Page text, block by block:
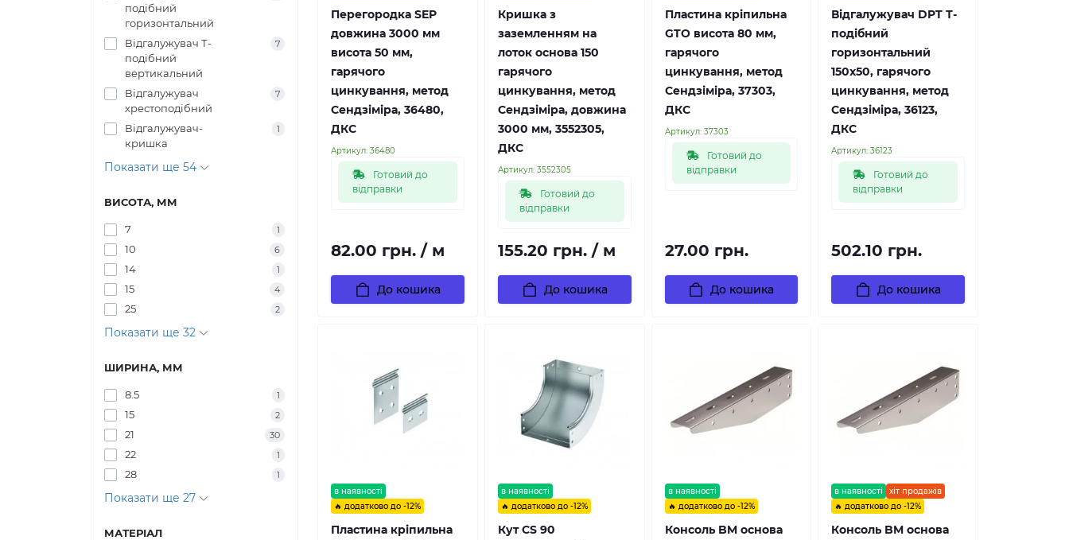
подібний
горизонтальний
Відгалужувач Т-
подібний
вертикальний
7
Відгалужувач
хрестоподібний
7
Відгалужувач-
кришка
1
Показати ще 54
ВИСОТА, ММ
7 1
10 6
14 1
15 4
25 2
Показати ще 32
ШИРИНА, ММ
8.5 1
15 2
21 30
22 1
28 1
Показати ще 27
МАТЕРІАЛ
Перегородка SEP
довжина 3000 мм
висота 50 мм,
гарячого
цинкування, метод
Сендзіміра, 36480,
ДКС
Артикул: 36480
Готовий до
відправки
82.00 грн. / м
До кошика
Кришка з
заземленням на
лоток основа 150
гарячого
цинкування, метод
Сендзіміра, довжина
3000 мм, 3552305,
ДКС
Артикул: 3552305
Готовий до
відправки
155.20 грн. / м
До кошика
Пластина кріпильна
GTO висота 80 мм,
гарячого
цинкування, метод
Сендзіміра, 37303,
ДКС
Артикул: 37303
Готовий до
відправки
27.00 грн.
До кошика
Відгалужувач DPT Т-
подібний
горизонтальний
150х50, гарячого
цинкування, метод
Сендзіміра, 36123,
ДКС
Артикул:36123
Готовий до
відправки
502.10 грн.
До кошика
в наявності
🔥 додатково до -12%
Пластина кріпильна
в наявності
🔥 додатково до -12%
Кут CS 90
в наявності
🔥 додатково до -12%
Консоль BM основа
в наявності
хіт продажів
🔥 додатково до -12%
Консоль BM основа